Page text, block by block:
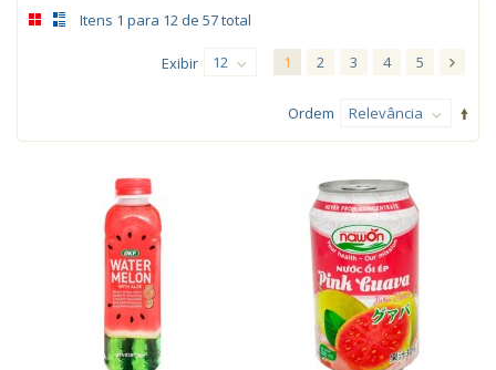
Itens 1 para 12 de 57 total
1 2 3 4 5
Exibir 12
Ordem Relevância